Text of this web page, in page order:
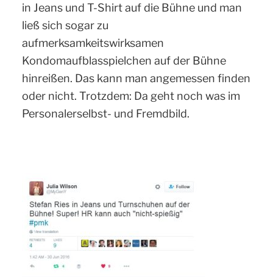
in Jeans und T-Shirt auf die Bühne und man
ließ sich sogar zu
aufmerksamkeitswirksamen
Kondomaufblasspielchen auf der Bühne
hinreißen. Das kann man angemessen finden
oder nicht. Trotzdem: Da geht noch was im
Personalerselbst- und Fremdbild.